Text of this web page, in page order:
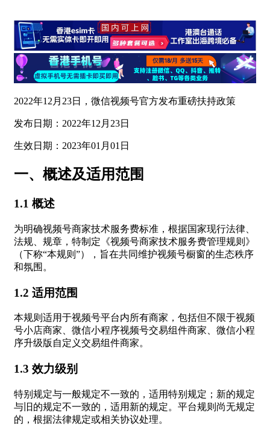
2022年12月23日，微信视频号官方发布重磅扶持政策
发布日期：2022年12月23日
生效日期：2023年01月01日
一、概述及适用范围
1.1 概述
为明确视频号商家技术服务费标准，根据国家现行法律、
法规、规章，特制定《视频号商家技术服务费管理规则》
（下称“本规则”），旨在共同维护视频号橱窗的生态秩序
和氛围。
1.2 适用范围
本规则适用于视频号平台内所有商家，包括但不限于视频
号小店商家、微信小程序视频号交易组件商家、微信小程
序升级版自定义交易组件商家。
1.3 效力级别
特别规定与一般规定不一致的，适用特别规定；新的规定
与旧的规定不一致的，适用新的规定。平台规则尚无规定
的，根据法律规定或相关协议处理。